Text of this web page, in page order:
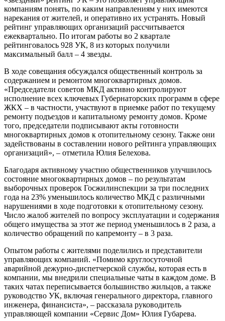
компаниям понять, по каким направлениям у них имеются
нарекания от жителей, и оперативно их устранять. Новый
рейтинг управляющих организаций рассчитывается
ежеквартально. По итогам работы во 2 квартале
рейтинговалось 928 УК, 8 из которых получили
максимальный балл – 4 звезды.
В ходе совещания обсуждался общественный контроль за
содержанием и ремонтом многоквартирных домов.
«Председатели советов МКД активно контролируют
исполнение всех ключевых Губернаторских программ в сфере
ЖКХ – в частности, участвуют в приемке работ по текущему
ремонту подъездов и капитальному ремонту домов. Кроме
того, председатели подписывают акты готовности
многоквартирных домов к отопительному сезону. Также они
задействованы в составлении нового рейтинга управляющих
организаций», – отметила Юлия Белехова.
Благодаря активному участию общественников улучшилось
состояние многоквартирных домов – по результатам
выборочных проверок Госжилинспекции за три последних
года на 23% уменьшилось количество МКД с различными
нарушениями в ходе подготовки к отопительному сезону.
Число жалоб жителей по вопросу эксплуатации и содержания
общего имущества за этот же период уменьшилось в 2 раза, а
количество обращений по капремонту – в 3 раза.
Опытом работы с жителями поделились и представители
управляющих компаний. «Помимо круглосуточной
аварийной дежурно-диспетчерской службы, которая есть в
компании, мы внедрили специальные чаты в каждом доме. В
таких чатах переписывается большинство жильцов, а также
руководство УК, включая генерального директора, главного
инженера, финансиста», – рассказала руководитель
управляющей компании «Сервис Дом» Юлия Губарева.